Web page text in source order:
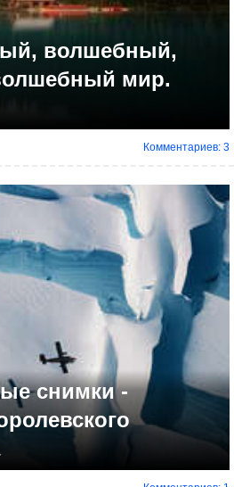
волшебный,
мир.
Комментариев: 3
снимки -